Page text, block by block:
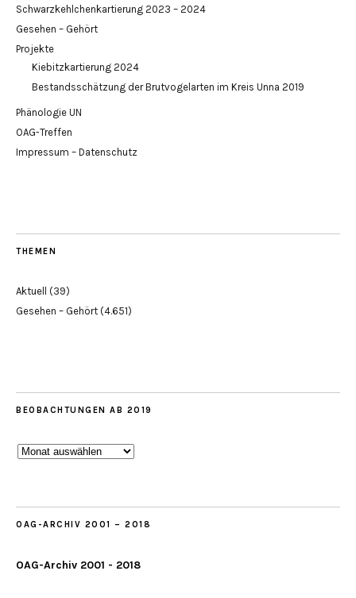
Schwarzkehlchenkartierung 2023 – 2024
Gesehen – Gehört
Projekte
Kiebitzkartierung 2024
Bestandsschätzung der Brutvogelarten im Kreis Unna 2019
Phänologie UN
OAG-Treffen
Impressum – Datenschutz
THEMEN
Aktuell (39)
Gesehen – Gehört (4.651)
BEOBACHTUNGEN AB 2019
Beobachtungen
OAG-ARCHIV 2001 – 2018
OAG-Archiv 2001 - 2018